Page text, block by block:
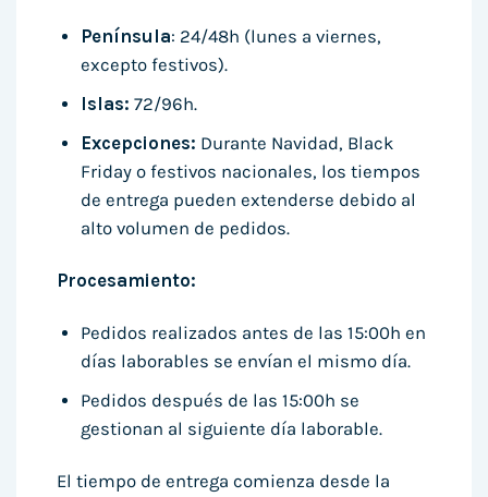
Península: 24/48h (lunes a viernes,
excepto festivos).
Islas: 72/96h.
Excepciones: Durante Navidad, Black
Friday o festivos nacionales, los tiempos
de entrega pueden extenderse debido al
alto volumen de pedidos.
Procesamiento:
Pedidos realizados antes de las 15:00h en
días laborables se envían el mismo día.
Pedidos después de las 15:00h se
gestionan al siguiente día laborable.
El tiempo de entrega comienza desde la